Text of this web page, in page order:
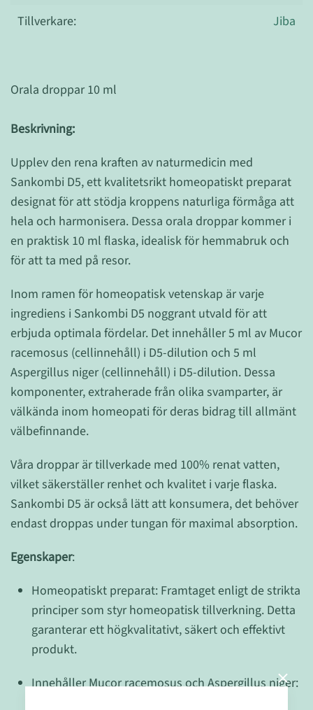
Tillverkare:
Jiba
Orala droppar 10 ml
Beskrivning:
Upplev den rena kraften av naturmedicin med
Sankombi D5, ett kvalitetsrikt homeopatiskt preparat
designat för att stödja kroppens naturliga förmåga att
hela och harmonisera. Dessa orala droppar kommer i
en praktisk 10 ml flaska, idealisk för hemmabruk och
för att ta med på resor.
Inom ramen för homeopatisk vetenskap är varje
ingrediens i Sankombi D5 noggrant utvald för att
erbjuda optimala fördelar. Det innehåller 5 ml av Mucor
racemosus (cellinnehåll) i D5-dilution och 5 ml
Aspergillus niger (cellinnehåll) i D5-dilution. Dessa
komponenter, extraherade från olika svamparter, är
välkända inom homeopati för deras bidrag till allmänt
välbefinnande.
Våra droppar är tillverkade med 100% renat vatten,
vilket säkerställer renhet och kvalitet i varje flaska.
Sankombi D5 är också lätt att konsumera, det behöver
endast droppas under tungan för maximal absorption.
Egenskaper:
Homeopatiskt preparat: Framtaget enligt de strikta
principer som styr homeopatisk tillverkning. Detta
garanterar ett högkvalitativt, säkert och effektivt
produkt.
Innehåller Mucor racemosus och Aspergillus niger: